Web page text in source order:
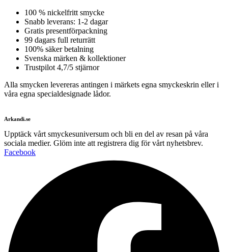
100 % nickelfritt smycke
Snabb leverans: 1-2 dagar
Gratis presentförpackning
99 dagars full returrätt
100% säker betalning
Svenska märken & kollektioner
Trustpilot 4,7/5 stjärnor
Alla smycken levereras antingen i märkets egna smyckeskrin eller i
våra egna specialdesignade lådor.
Arkandi.se
Upptäck vårt smyckesuniversum och bli en del av resan på våra
sociala medier. Glöm inte att registrera dig för vårt nyhetsbrev.
Facebook